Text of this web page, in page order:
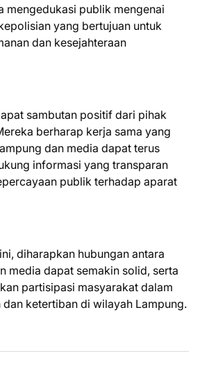
mengedukasi publik mengenai
yang bertujuan untuk
dan kesejahteraan
sambutan positif dari pihak
berharap kerja sama yang
dan media dapat terus
informasi yang transparan
publik terhadap aparat
diharapkan hubungan antara
media dapat semakin solid, serta
partisipasi masyarakat dalam
dan ketertiban di wilayah Lampung.